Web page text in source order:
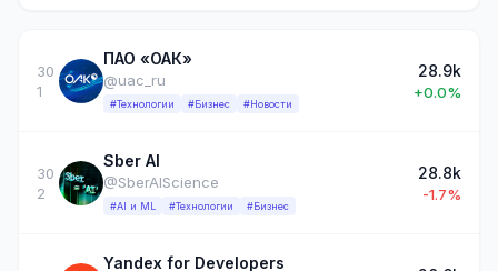
30
1
ПАО «ОАК»
@uac_ru
#Технологии #Бизнес #Новости
28.9k
+0.0%
30
2
Sber AI
@SberAIScience
#AI и ML #Технологии #Бизнес
28.8k
-1.7%
Yandex for Developers